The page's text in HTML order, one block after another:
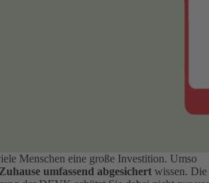
Menschen eine große Investition. Umso
Zuhause umfassend abgesichert wissen. Die